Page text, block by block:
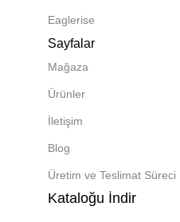
Eaglerise
Sayfalar
Mağaza
Ürünler
İletişim
Blog
Üretim ve Teslimat Süreci
Kataloğu İndir